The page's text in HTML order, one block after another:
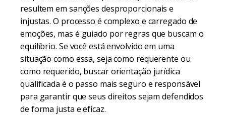
resultem em sanções desproporcionais e
injustas. O processo é complexo e carregado de
emoções, mas é guiado por regras que buscam o
equilíbrio. Se você está envolvido em uma
situação como essa, seja como requerente ou
como requerido, buscar orientação jurídica
qualificada é o passo mais seguro e responsável
para garantir que seus direitos sejam defendidos
de forma justa e eficaz.